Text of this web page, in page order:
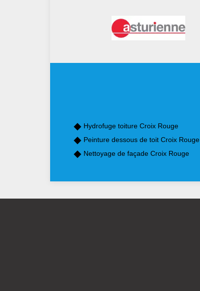
Hydrofuge toiture Croix Rouge
Peinture dessous de toit Croix Rouge
Nettoyage de façade Croix Rouge